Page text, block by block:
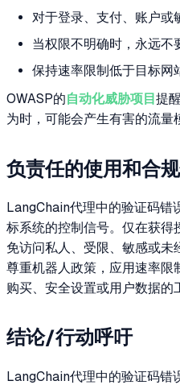
对于登录、支付、账户或
当权限不明确时，永远不
保持速率限制低于目标网
OWASP的自动化威胁项目提
为时，可能会产生有害的流量
负责任的使用和合
LangChain代理中的验证码错
标系统的控制信号。仅在获得
免访问私人、受限、敏感或
尊重机器人政策，应用速率限
购买、安全设置或用户数据的
结论/行动呼吁
LangChain代理中的验证码错